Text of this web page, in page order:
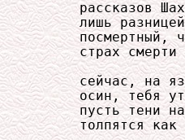
рассказов
лишь
посмертный,
страх смерти
сейчас, на
осин, тебя
пусть тени
толпятся как